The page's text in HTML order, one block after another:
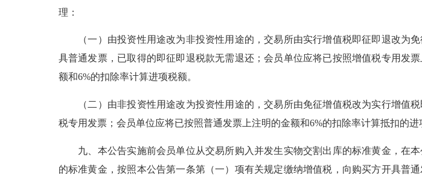
理：
（一）由投资性用途改为非投资性用途的，交易所由实行增值税即征即退改为
具普通发票，已取得的即征即退税款无需退还；会员单位应将已按照增值税专用发
额和6%的扣除率计算进项税额。
（二）由非投资性用途改为投资性用途的，交易所由免征增值税改为实行增值
税专用发票；会员单位应将已按照普通发票上注明的金额和6%的扣除率计算抵扣的
九、本公告实施前会员单位从交易所购入并发生实物交割出库的标准黄金，在
的标准黄金，按照本公告第一条第（一）项有关规定缴纳增值税，向购买方开具普